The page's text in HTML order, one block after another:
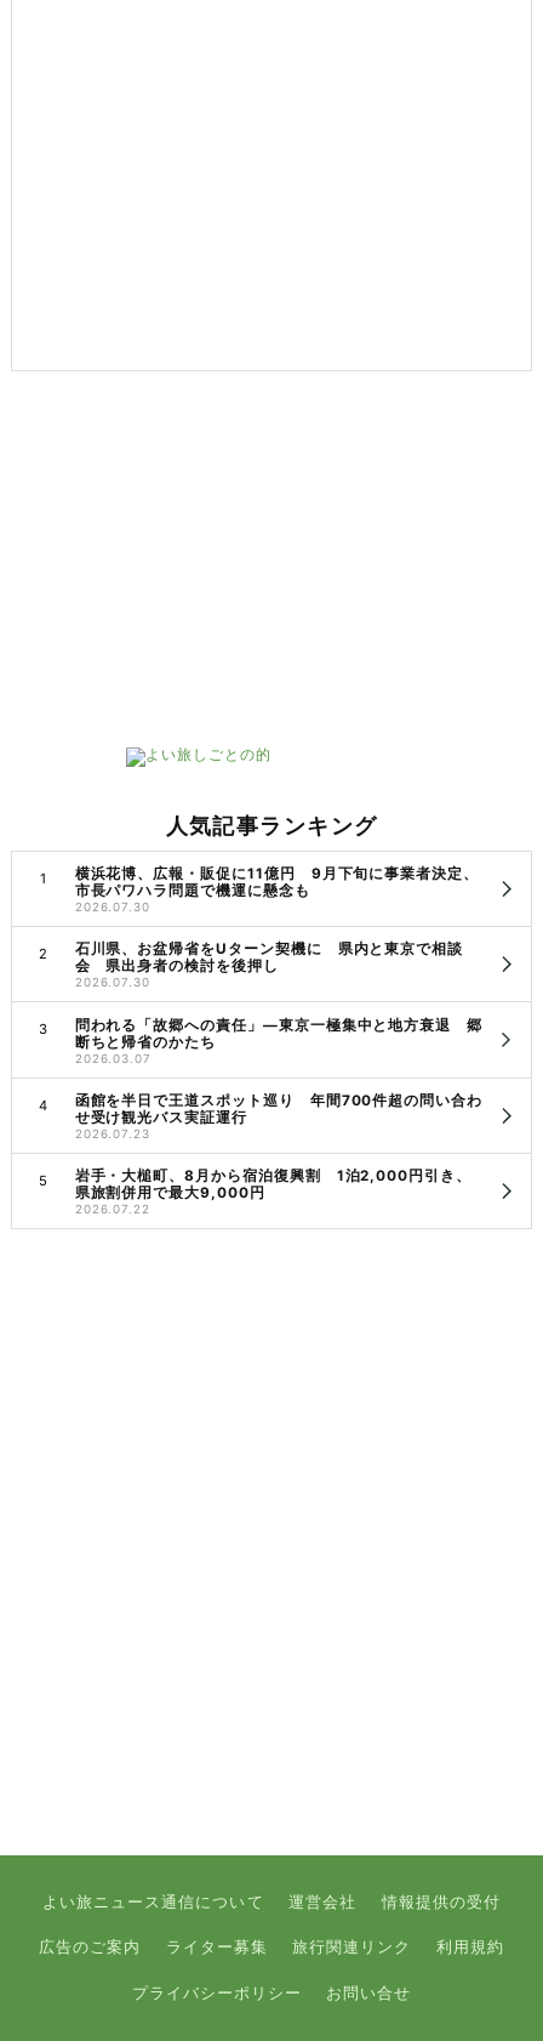
人気記事ランキング
横浜花博、広報・販促に11億円 9月下旬に事業者決定、
市長パワハラ問題で機運に懸念も
2026.07.30
石川県、お盆帰省をUターン契機に 県内と東京で相談
会 県出身者の検討を後押し
2026.07.30
問われる「故郷への責任」―東京一極集中と地方衰退 郷
断ちと帰省のかたち
2026.03.07
函館を半日で王道スポット巡り 年間700件超の問い合わ
せ受け観光バス実証運行
2026.07.23
岩手・大槌町、8月から宿泊復興割 1泊2,000円引き、
県旅割併用で最大9,000円
2026.07.22
よい旅ニュース通信について 運営会社 情報提供の受付
広告のご案内 ライター募集 旅行関連リンク 利用規約
プライバシーポリシー お問い合せ